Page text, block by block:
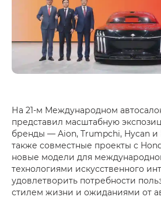
На 21-м Международном
представил масштабную
бренды — Aion, Trumpchi, Hycan и
также совместные проекты с
новые модели для
технологиями искусственного
удовлетворить потребности
стилем жизни и ожиданиями от